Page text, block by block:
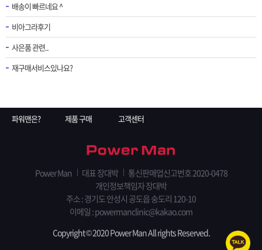
배송이 빠르네요 ^
비아그라후기
사은품 관련..
재구매서비스있나요?
파워맨은? 제품 구매 고객센터
Power Man 대표 장대박
통신판매업신고번호 2020-0478
개인정보책임자 장대박
주소 : 경기도 안성시 공도읍 숭도리 120-10
이메일 : powermanclinic@kakao.com
Copyright © 2020 Power Man All rights Reserved.